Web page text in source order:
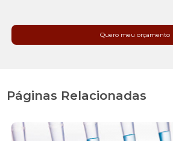
Quero meu orçamento
Páginas Relacionadas